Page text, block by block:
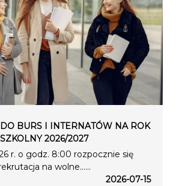
DO BURS I INTERNATÓW NA ROK
SZKOLNY 2026/2027
r. o godz. 8:00 rozpocznie się
na wolne…...
2026-07-15